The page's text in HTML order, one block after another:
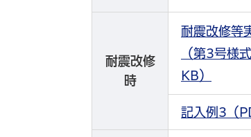
耐震改修
時
耐震改修等
（第3号様式
KB）
記入例3（